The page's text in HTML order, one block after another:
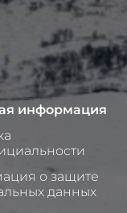
информация
о защите
данных